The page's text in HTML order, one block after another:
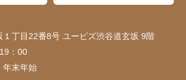
１丁目22番8号 ユービズ渋谷道玄坂 9階
：00
年末年始